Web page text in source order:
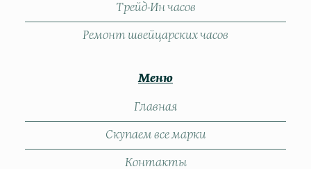
Трейд-Ин часов
Ремонт швейцарских часов
Меню
Главная
Скупаем все марки
Контакты